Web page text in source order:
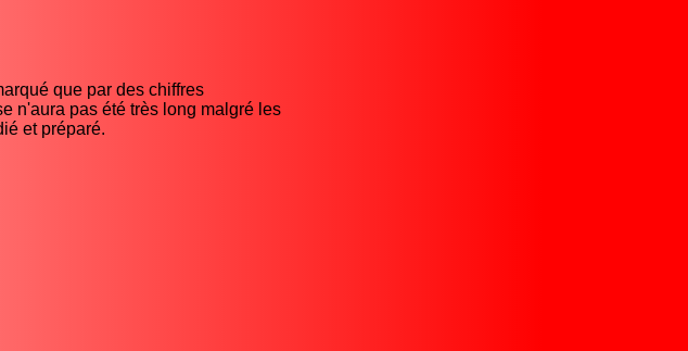
que par des chiffres
n'aura pas été très long malgré les
et préparé.